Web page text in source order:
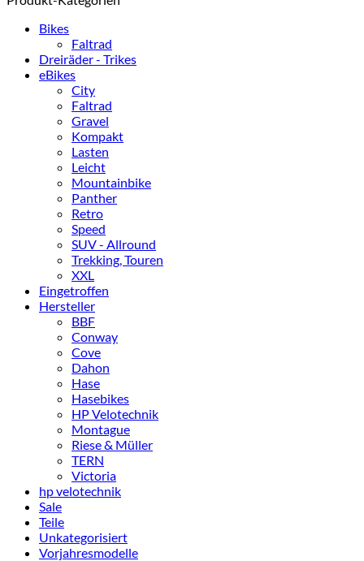
Bikes
Faltrad
Dreiräder - Trikes
eBikes
City
Faltrad
Gravel
Kompakt
Lasten
Leicht
Mountainbike
Panther
Retro
Speed
SUV - Allround
Trekking, Touren
XXL
Eingetroffen
Hersteller
BBF
Conway
Cove
Dahon
Hase
Hasebikes
HP Velotechnik
Montague
Riese & Müller
TERN
Victoria
hp velotechnik
Sale
Teile
Unkategorisiert
Vorjahresmodelle